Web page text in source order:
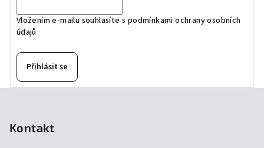
Vložením e-mailu souhlasíte s podmínkami ochrany osobních
údajů
Přihlásit se
Kontakt